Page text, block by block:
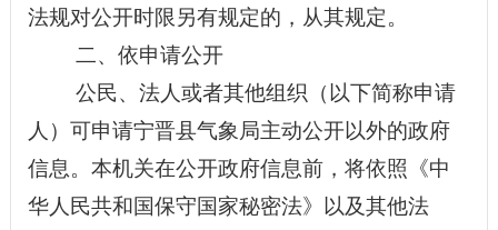
法规对公开时限另有规定的，从其规定。
二、依申请公开
公民、法人或者其他组织（以下简称申请
人）可申请宁晋县气象局主动公开以外的政府
信息。本机关在公开政府信息前，将依照《中
华人民共和国保守国家秘密法》以及其他法